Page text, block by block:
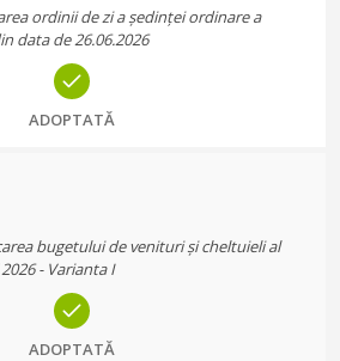
ordinii de zi a ședinței ordinare a
data de 26.06.2026
ADOPTATĂ
bugetului de venituri și cheltuieli al
- Varianta I
ADOPTATĂ